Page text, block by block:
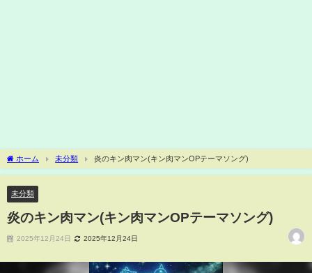
ホーム 未分類 炎のキン肉マン(キン肉マンOPテーマソング)
未分類
炎のキン肉マン(キン肉マンOPテーマソング)
2025年12月24日 2025年12月24日